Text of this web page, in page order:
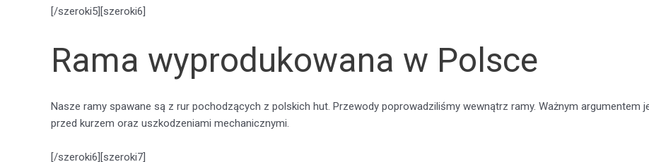
[/szeroki5][szeroki6]
Rama wyprodukowana w Polsce
Nasze ramy spawane są z rur pochodzących z polskich hut. Przewody poprowadziliśmy wewnątrz ramy. Ważnym
przed kurzem oraz uszkodzeniami mechanicznymi.
[/szeroki6][szeroki7]